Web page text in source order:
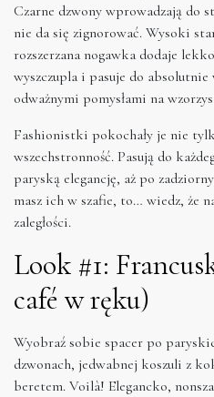
Czarne dzwony wprowadzają do
nie da się zignorować. Wysoki
rozszerzana nogawka dodaje
wyszczupla i pasuje do absolutnie
odważnymi pomysłami na
Fashionistki pokochały je nie
wszechstronność. Pasują do
paryską elegancję, aż po
masz ich w szafie, to… wiedz, że
zaległości.
Look #1:
café w ręku)
Wyobraź sobie spacer po
dzwonach, jedwabnej koszuli z
beretem. Voilà! Elegancko,